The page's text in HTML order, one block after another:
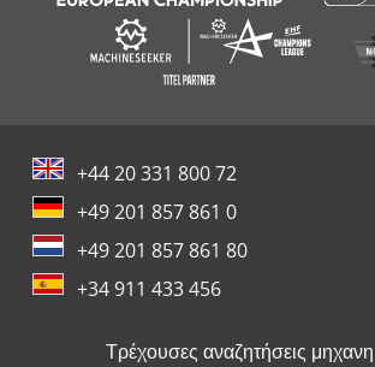
+44 20 331 800 72
+49 201 857 861 0
+49 201 857 861 80
+34 911 433 456
Τρέχουσες αναζητήσεις